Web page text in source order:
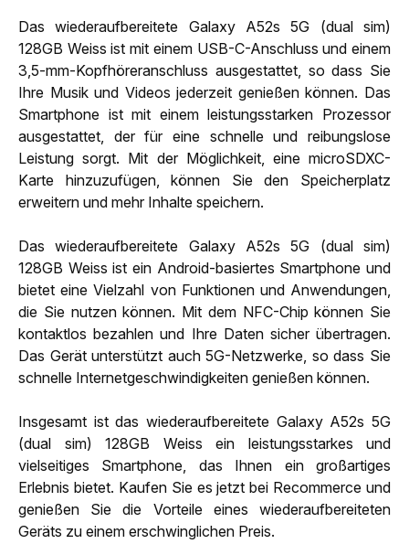
Das wiederaufbereitete Galaxy A52s 5G (dual sim)
128GB Weiss ist mit einem USB-C-Anschluss und einem
3,5-mm-Kopfhöreranschluss ausgestattet, so dass Sie
Ihre Musik und Videos jederzeit genießen können. Das
Smartphone ist mit einem leistungsstarken Prozessor
ausgestattet, der für eine schnelle und reibungslose
Leistung sorgt. Mit der Möglichkeit, eine microSDXC-
Karte hinzuzufügen, können Sie den Speicherplatz
erweitern und mehr Inhalte speichern.
Das wiederaufbereitete Galaxy A52s 5G (dual sim)
128GB Weiss ist ein Android-basiertes Smartphone und
bietet eine Vielzahl von Funktionen und Anwendungen,
die Sie nutzen können. Mit dem NFC-Chip können Sie
kontaktlos bezahlen und Ihre Daten sicher übertragen.
Das Gerät unterstützt auch 5G-Netzwerke, so dass Sie
schnelle Internetgeschwindigkeiten genießen können.
Insgesamt ist das wiederaufbereitete Galaxy A52s 5G
(dual sim) 128GB Weiss ein leistungsstarkes und
vielseitiges Smartphone, das Ihnen ein großartiges
Erlebnis bietet. Kaufen Sie es jetzt bei Recommerce und
genießen Sie die Vorteile eines wiederaufbereiteten
Geräts zu einem erschwinglichen Preis.